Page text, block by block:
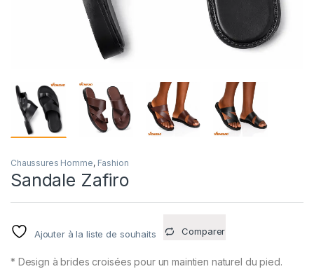
Chaussures Homme, Fashion
Sandale Zafiro
Ajouter à la liste de souhaits Comparer
* Design à brides croisées pour un maintien naturel du pied.